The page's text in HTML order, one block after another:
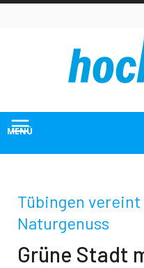
Skip
MENÜ
Tübingen
Naturgenuss
Grüne Stadt